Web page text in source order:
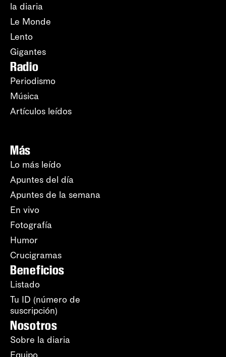
la diaria
Le Monde
Lento
Gigantes
Radio
Periodismo
Música
Artículos leídos
Más
Lo más leído
Apuntes del día
Apuntes de la semana
En vivo
Fotografía
Humor
Crucigramas
Beneficios
Listado
Tu ID (número de
suscripción)
Nosotros
Sobre la diaria